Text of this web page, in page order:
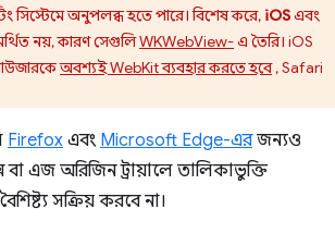
সিস্টেমে অনুপলব্ধ হতে পারে। বিশেষ করে, iOSএবং
নয়, কারণ সেগুলিWKWebView-এ তৈরি। iOS
অবশ্যই WebKit ব্যবহার করতে হবে, Safari
Firefox এবং Microsoft Edge-এরজন্যও
এজ অরিজিন ট্রায়ালে তালিকাভুক্তি
সক্রিয় করবে না।